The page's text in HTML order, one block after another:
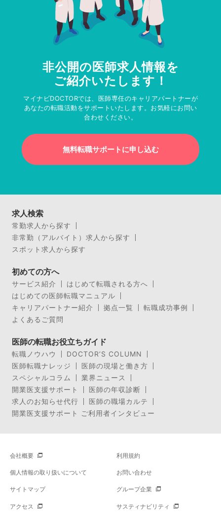
非公開の医師求人情報を
ご紹介いたします！
マイナビDOCTORでは、医師専任のキャリアパートナーが
あなたの転職活動をサポートいたします。お気軽にお問い
合わせください。
無料転職サポートに申し込む
求人検索
常勤求人から探す
非常勤（アルバイト）求人から探す
スポット求人から探す
初めての方へ
サービス紹介
はじめて転職される方へ
はじめての医師転職マニュアル
キャリアパートナー紹介
拠点一覧
転職成功事例
よくあるご質問
医師の転職お役立ちガイド
転職ノウハウ
DOCTOR’S COLUMN
医師転職ナレッジ
医師の現場と働き方
スペシャルコラム
業界ニュース
開業医支援サポート
医師の年収診断
求人のお知らせ代行
医師の職場カルテ
開業医支援サポート ご利用者インタビュー
会社概要 利用規約
個人情報の取り扱いについて お問い合わせ
サイトマップ グループ企業
アクセス サスティナビリティ